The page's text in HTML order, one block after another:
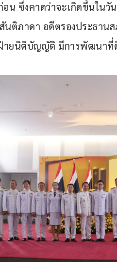
อน ซึ่งคาดว่าจะเกิดขึ้นใน
ติภาดา อดีตรองประธาน
ายนิติบัญญัติ มีการพัฒนา